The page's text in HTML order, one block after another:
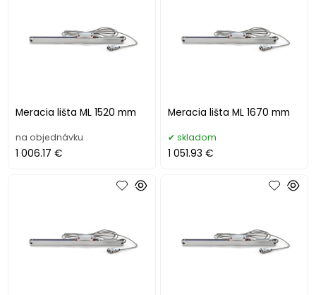
Meracia lišta ML 1520 mm
na objednávku
1 006.17 €
Meracia lišta ML 1670 mm
skladom
1 051.93 €